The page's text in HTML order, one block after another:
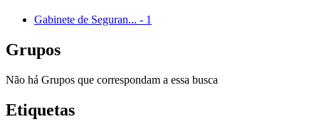
Gabinete de Seguran... - 1
Grupos
Não há Grupos que correspondam a essa busca
Etiquetas